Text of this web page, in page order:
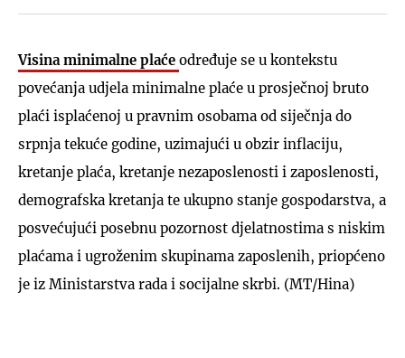
Visina minimalne plaće određuje se u kontekstu
povećanja udjela minimalne plaće u prosječnoj bruto
plaći isplaćenoj u pravnim osobama od siječnja do
srpnja tekuće godine, uzimajući u obzir inflaciju,
kretanje plaća, kretanje nezaposlenosti i zaposlenosti,
demografska kretanja te ukupno stanje gospodarstva, a
posvećujući posebnu pozornost djelatnostima s niskim
plaćama i ugroženim skupinama zaposlenih, priopćeno
je iz Ministarstva rada i socijalne skrbi. (MT/Hina)